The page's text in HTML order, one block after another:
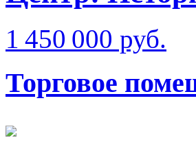
1 450 000 руб.
Торговое